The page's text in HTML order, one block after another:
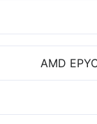
AMD